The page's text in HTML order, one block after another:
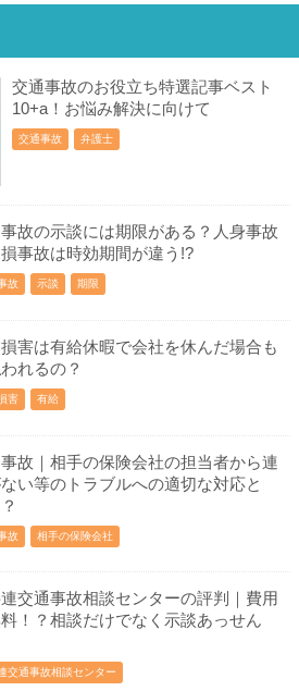
交通事故のお役立ち特選記事ベスト
10+a！お悩み解決に向けて
交通事故 弁護士
故の示談には期限がある？人身事故
事故は時効期間が違う!?
故 示談 期限
害は有給休暇で会社を休んだ場合も
れるの？
害 有給
故｜相手の保険会社の担当者から連
い等のトラブルへの適切な対応と
故 相手の保険会社
連交通事故相談センターの評判｜費用
！？相談だけでなく示談あっせん
交通事故相談センター